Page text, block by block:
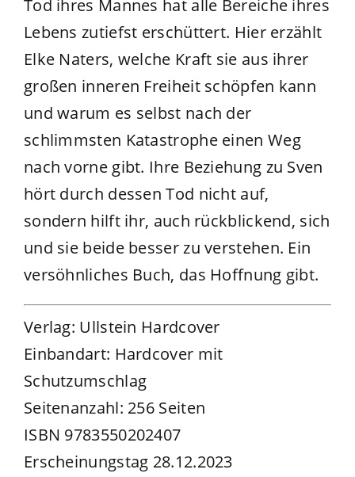
Tod ihres Mannes hat alle Bereiche ihres
Lebens zutiefst erschüttert. Hier erzählt
Elke Naters, welche Kraft sie aus ihrer
großen inneren Freiheit schöpfen kann
und warum es selbst nach der
schlimmsten Katastrophe einen Weg
nach vorne gibt. Ihre Beziehung zu Sven
hört durch dessen Tod nicht auf,
sondern hilft ihr, auch rückblickend, sich
und sie beide besser zu verstehen. Ein
versöhnliches Buch, das Hoffnung gibt.
Verlag: Ullstein Hardcover
Einbandart: Hardcover mit
Schutzumschlag
Seitenanzahl: 256 Seiten
ISBN 9783550202407
Erscheinungstag 28.12.2023